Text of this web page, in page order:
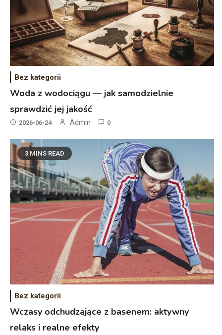
Bez kategorii
Woda z wodociągu — jak samodzielnie
sprawdzić jej jakość
2026-06-24 Admin 0
3 MINS READ
Bez kategorii
Wczasy odchudzające z basenem: aktywny
relaks i realne efekty